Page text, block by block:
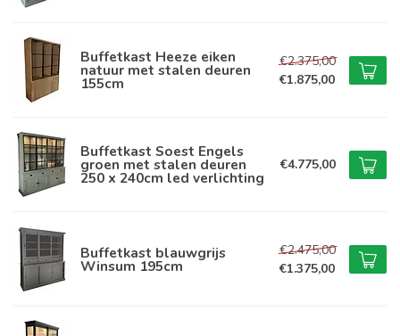
Buffetkast Heeze eiken
natuur met stalen deuren
155cm
€2.375,00
€1.875,00
Buffetkast Soest Engels
groen met stalen deuren
250 x 240cm led verlichting
€4.775,00
Buffetkast blauwgrijs
Winsum 195cm
€2.475,00
€1.375,00